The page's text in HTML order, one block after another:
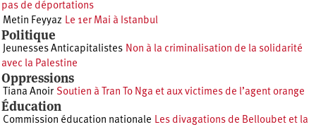
pas de déportations
Metin Feyyaz Le 1er Mai à Istanbul
Politique
Jeunesses Anticapitalistes Non à la criminalisation de la solidarité
avec la Palestine
Oppressions
Tiana Anoir Soutien à Tran To Nga et aux victimes de l’agent orange
Éducation
Commission éducation nationale Les divagations de Belloubet et la